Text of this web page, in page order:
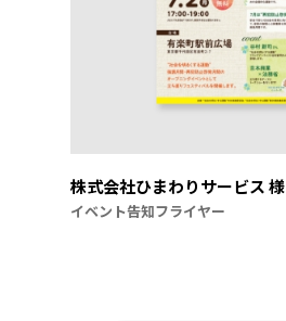
株式会社ひまわりサービス 様
イベント告知フライヤー